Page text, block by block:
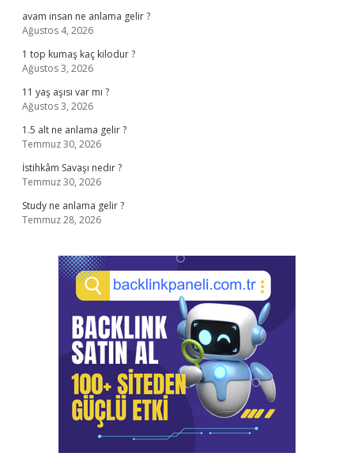
avam insan ne anlama gelir ?
Ağustos 4, 2026
1 top kumaş kaç kilodur ?
Ağustos 3, 2026
11 yaş aşısı var mı ?
Ağustos 3, 2026
1.5 alt ne anlama gelir ?
Temmuz 30, 2026
İstihkâm Savaşı nedir ?
Temmuz 30, 2026
Study ne anlama gelir ?
Temmuz 28, 2026